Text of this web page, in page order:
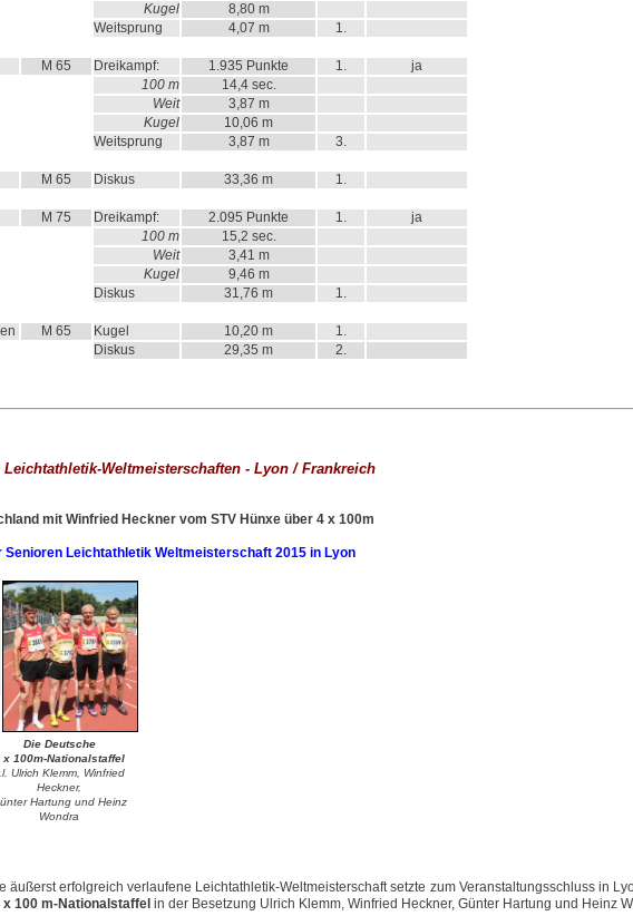
Kugel
8,80 m
Weitsprung
4,07 m 1.
M 65 Dreikampf: 1.935 Punkte 1.
ja
100 m
14,4 sec.
Weit
3,87 m
Kugel
10,06 m
Weitsprung
3,87 m 3.
M 65 Diskus 33,36 m 1.
M 75 Dreikampf: 2.095 Punkte 1.
ja
100 m
15,2 sec.
Weit
3,41 m
Kugel
9,46 m
Diskus
31,76 m 1.
M 65 Kugel 10,20 m
1.
Diskus
29,35 m 2.
Weltmeisterschaften - Lyon / Frankreich
mit Winfried Heckner vom STV Hünxe über 4 x 100m
Senioren Leichtathletik Weltmeisterschaft 2015 in Lyon
Die Deutsche
x 100m-Nationalstaffel
Ulrich Klemm, Winfried
Heckner,
Hartung und Heinz
Wondra
äußerst erfolgreich verlaufene Leichtathletik-Weltmeisterschaft setzte zum Veranstaltungsschluss in
100 m-Nationalstaffel in der Besetzung Ulrich Klemm, Winfried Heckner, Günter Hartung und Heinz